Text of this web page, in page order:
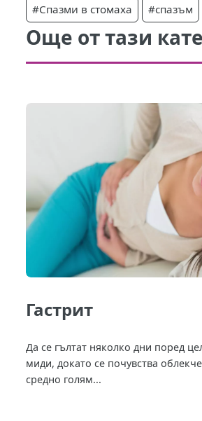
#Спазми в стомаха #спазъм
Още от тази
Гастрит
Да се гълтат няколко дни поред
миди, докато се почувства
средно голям...